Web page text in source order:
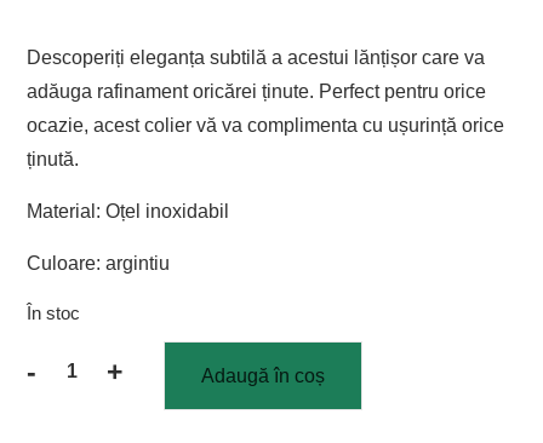
Descoperiți eleganța subtilă a acestui lănțișor care va
adăuga rafinament oricărei ținute. Perfect pentru orice
ocazie, acest colier vă va complimenta cu ușurință orice
ținută.
Material: Oțel inoxidabil
Culoare: argintiu
În stoc
-
Cantitate + Adaugă în coș